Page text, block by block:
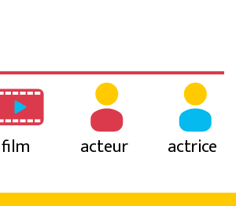
film acteur actrice